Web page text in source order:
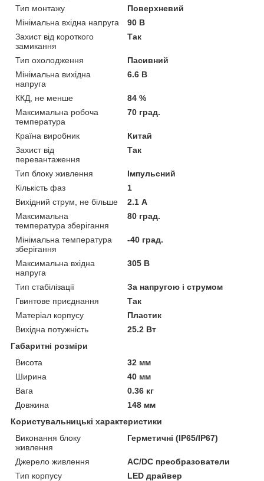
Тип монтажу
Поверхневий
Мінімальна вхідна напруга
90 В
Захист від короткого
замикання
Так
Тип охолодження
Пасивний
Мінімальна вихідна
напруга
6.6 В
ККД, не менше
84 %
Максимальна робоча
температура
70 град.
Країна виробник
Китай
Захист від
перевантаження
Так
Тип блоку живлення
Імпульсний
Кількість фаз
1
Вихідний струм, не більше
2.1 А
Максимальна
температура зберігання
80 град.
Мінімальна температура
зберігання
-40 град.
Максимальна вхідна
напруга
305 В
Тип стабілізації
За напругою і струмом
Гвинтове приєднання
Так
Матеріал корпусу
Пластик
Вихідна потужність
25.2 Вт
Габаритні розміри
Висота
32 мм
Ширина
40 мм
Вага
0.36 кг
Довжина
148 мм
Користувальницькі характеристики
Виконання блоку
живлення
Герметичні (IP65/IP67)
Джерело живлення
AC/DC преобразователи
Тип корпусу
LED драйвер